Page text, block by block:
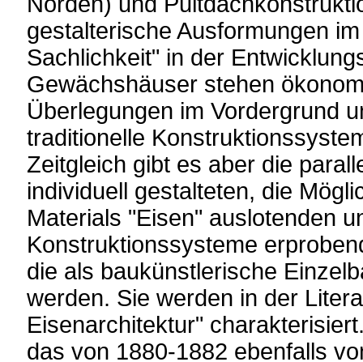
gestalterische Ausformungen
Sachlichkeit" in der
Gewächshäuser stehen
Überlegungen im Vordergrund
traditionelle
Zeitgleich gibt es aber die
individuell gestalteten, die
Materials "Eisen" auslotenden
Konstruktionssysteme
die als baukünstlerische
werden. Sie werden in der
Eisenarchitektur"
das von 1880-1882 ebenfalls